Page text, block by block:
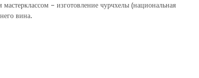
– изготовление чурчхелы (национальная
вина.